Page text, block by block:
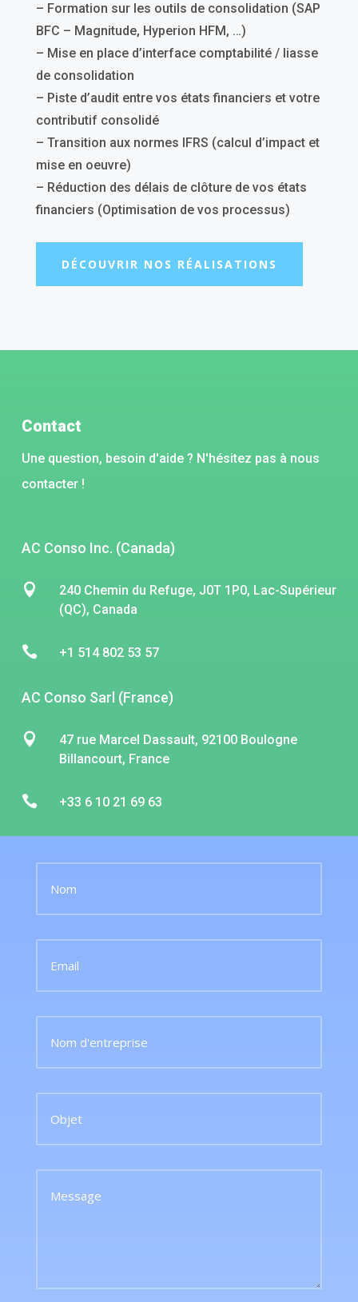
– Formation sur les outils de consolidation (SAP
BFC – Magnitude, Hyperion HFM, …)
– Mise en place d’interface comptabilité / liasse
de consolidation
– Piste d’audit entre vos états financiers et votre
contributif consolidé
– Transition aux normes IFRS (calcul d’impact et
mise en oeuvre)
– Réduction des délais de clôture de vos états
financiers (Optimisation de vos processus)
DÉCOUVRIR NOS RÉALISATIONS
Contact
Une question, besoin d'aide ? N'hésitez pas à nous
contacter !
AC Conso Inc. (Canada)

240 Chemin du Refuge, J0T 1P0, Lac-Supérieur
(QC), Canada
 +1 514 802 53 57
AC Conso Sarl (France)

47 rue Marcel Dassault, 92100 Boulogne
Billancourt, France
 +33 6 10 21 69 63